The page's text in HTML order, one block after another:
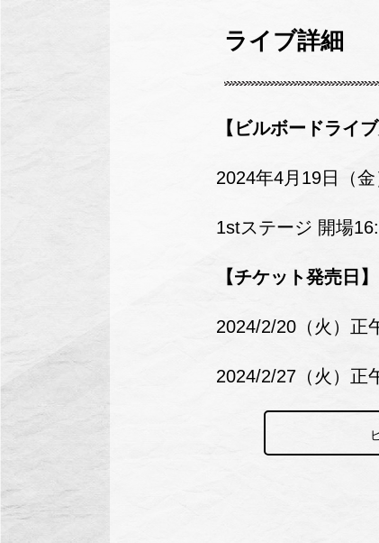
ライブ詳細
【ビルボードライブ
2024年4月19日（金
1stステージ 開場
【チケット発売日】
2024/2/20（火）正
2024/2/27（火）正